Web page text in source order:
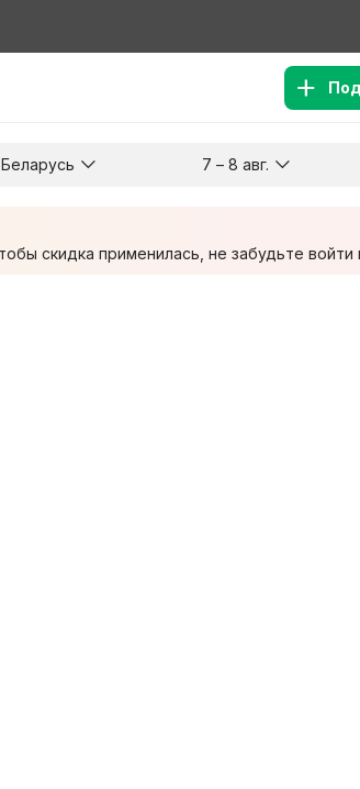
Куда хотите поехать?
Беларусь 7 – 8 авг.
скидка применилась, не забудьте войти